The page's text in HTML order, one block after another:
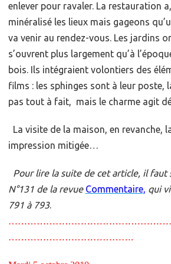
enlever pour ravaler. La restauration
minéralisé les lieux mais gageons
va venir au rendez-vous. Les jardins
s’ouvrent plus largement qu’à
bois. Ils intégraient volontiers des
films : les sphinges sont à leur poste,
pas tout à fait, mais le charme agit
La visite de la maison, en revanche,
impression mitigée…
Pour lire la suite de cet article, il faut
N°131 de la revue Commentaire, qui
791 à 793.
………………………………….